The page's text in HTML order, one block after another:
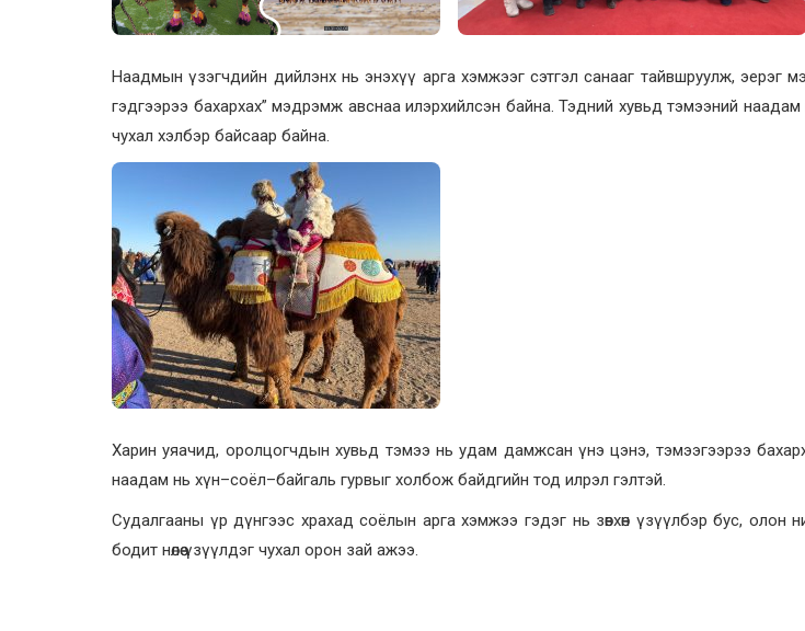
Наадмын үзэгчдийн дийлэнх нь энэхүү арга хэмжээг сэтгэл санааг тайвшруулж, эерэг
гэдгээрээ бахархах” мэдрэмж авснаа илэрхийлсэн байна. Тэдний хувьд тэмээний наадам
чухал хэлбэр байсаар байна.
Харин уяачид, оролцогчдын хувьд тэмээ нь удам дамжсан үнэ цэнэ, тэмээгээрээ
наадам нь хүн–соёл–байгаль гурвыг холбож байдгийн тод илрэл гэлтэй.
Судалгааны үр дүнгээс храхад соёлын арга хэмжээ гэдэг нь зөвхөн үзүүлбэр бус,
бодит нөлөө үзүүлдэг чухал орон зай ажээ.